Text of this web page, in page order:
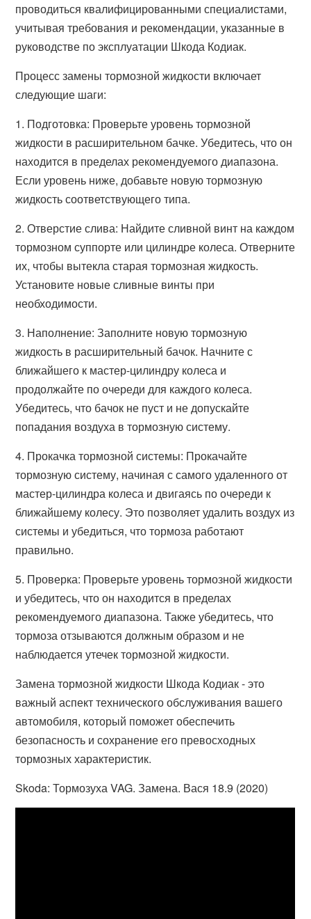
проводиться квалифицированными специалистами,
учитывая требования и рекомендации, указанные в
руководстве по эксплуатации Шкода Кодиак.
Процесс замены тормозной жидкости включает
следующие шаги:
1. Подготовка: Проверьте уровень тормозной
жидкости в расширительном бачке. Убедитесь, что он
находится в пределах рекомендуемого диапазона.
Если уровень ниже, добавьте новую тормозную
жидкость соответствующего типа.
2. Отверстие слива: Найдите сливной винт на каждом
тормозном суппорте или цилиндре колеса. Отверните
их, чтобы вытекла старая тормозная жидкость.
Установите новые сливные винты при
необходимости.
3. Наполнение: Заполните новую тормозную
жидкость в расширительный бачок. Начните с
ближайшего к мастер-цилиндру колеса и
продолжайте по очереди для каждого колеса.
Убедитесь, что бачок не пуст и не допускайте
попадания воздуха в тормозную систему.
4. Прокачка тормозной системы: Прокачайте
тормозную систему, начиная с самого удаленного от
мастер-цилиндра колеса и двигаясь по очереди к
ближайшему колесу. Это позволяет удалить воздух из
системы и убедиться, что тормоза работают
правильно.
5. Проверка: Проверьте уровень тормозной жидкости
и убедитесь, что он находится в пределах
рекомендуемого диапазона. Также убедитесь, что
тормоза отзываются должным образом и не
наблюдается утечек тормозной жидкости.
Замена тормозной жидкости Шкода Кодиак - это
важный аспект технического обслуживания вашего
автомобиля, который поможет обеспечить
безопасность и сохранение его превосходных
тормозных характеристик.
Skoda: Тормозуха VAG. Замена. Вася 18.9 (2020)